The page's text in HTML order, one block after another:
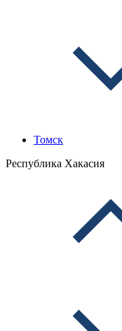
Томск
Республика Хакасия